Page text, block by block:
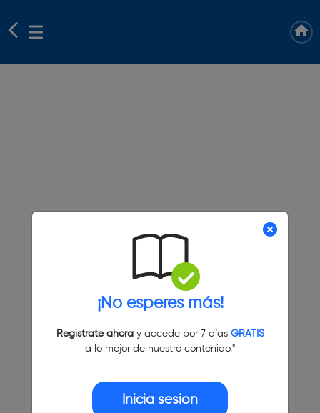
¡No esperes más!
Regístrate ahoray accede por 7 días GRATIS
a lo mejor de nuestro contenido."
Inicia sesión